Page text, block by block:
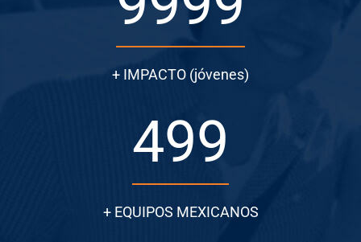
+ IMPACTO (jóvenes)
499
+ EQUIPOS MEXICANOS